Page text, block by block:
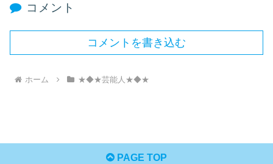
コメント
コメントを書き込む
ホーム ★◆★芸能人★◆★
PAGE TOP